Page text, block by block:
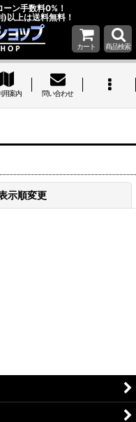
ン手数料0%！
上は送料無料！
カート 商品検索
用案内 問い合わせ
示順変更